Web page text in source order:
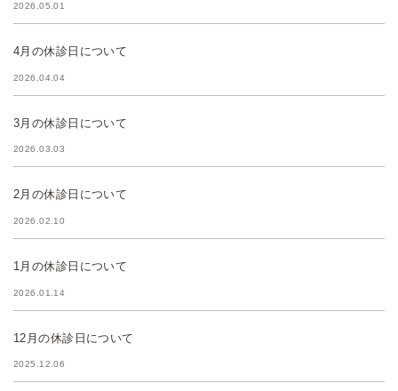
2026.05.01
4月の休診日について
2026.04.04
3月の休診日について
2026.03.03
2月の休診日について
2026.02.10
1月の休診日について
2026.01.14
12月の休診日について
2025.12.06